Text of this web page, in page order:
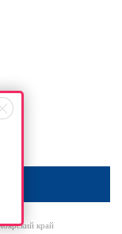
край